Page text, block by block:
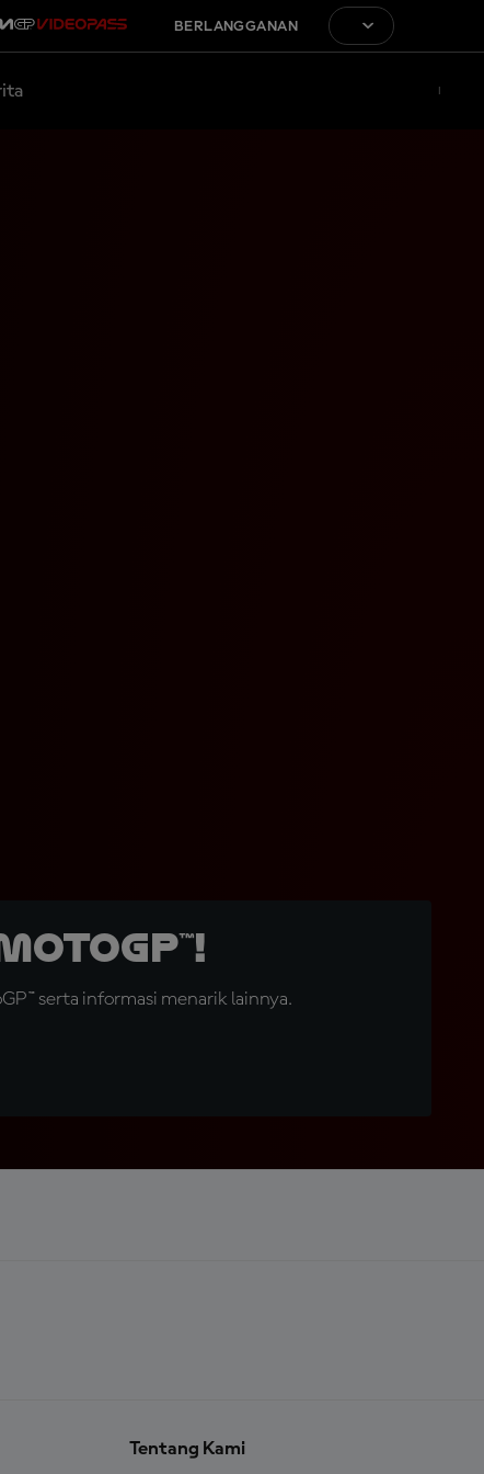
BERLANGGANAN
serta informasi menarik lainnya.
Tentang Kami